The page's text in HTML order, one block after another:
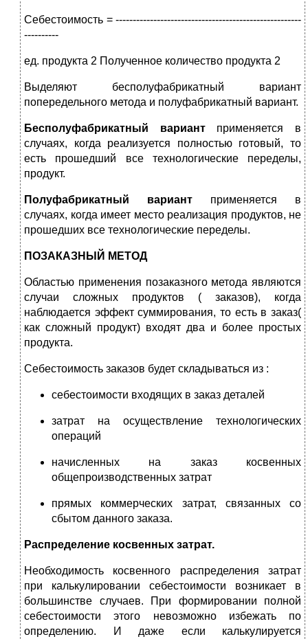
Себестоимость = ------------------------------------------------------
----------
ед. продукта 2 Полученное количество продукта 2
Выделяют бесполуфабрикатный вариант
попередельного метода и полуфабрикатный вариант.
Бесполуфабрикатный вариантприменяется в
случаях, когда реализуется полностью готовый, то
есть прошедший все технологические переделы,
продукт.
Полуфабрикатный вариант применяется в
случаях, когда имеет место реализация продуктов, не
прошедших все технологические переделы.
ПОЗАКАЗНЫЙ МЕТОД
Областью применения позаказного метода являются
случаи сложных продуктов ( заказов), когда
наблюдается эффект суммирования, то есть в заказ(
как сложный продукт) входят два и более простых
продукта.
Себестоимость заказов будет складываться из :
себестоимости входящих в заказ деталей
затрат на осуществление технологических
операций
начисленных на заказ косвенных
общепроизводственных затрат
прямых коммерческих затрат, связанных со
сбытом данного заказа.
Распределение косвенных затрат.
Необходимость косвенного распределения затрат
при калькулировании себестоимости возникает в
большинстве случаев. При формировании полной
себестоимости этого невозможно избежать по
определению. И даже если калькулируется